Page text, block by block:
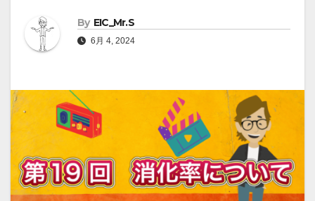
By EIC_Mr.S
6月 4, 2024